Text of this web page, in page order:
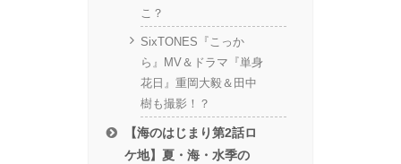
こ？
SixTONES『こっか
ら』MV＆ドラマ『単身
花日』重岡大毅＆田中
樹も撮影！？
【海のはじまり第2話ロ
ケ地】夏・海・水季の